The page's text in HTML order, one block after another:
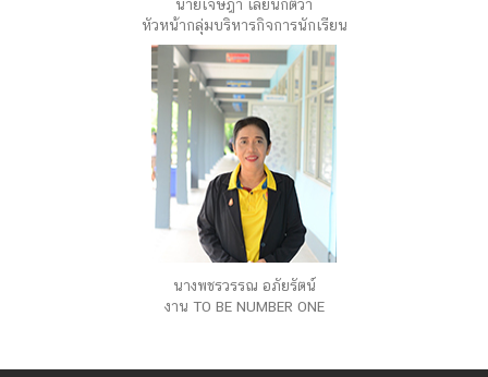
นายเจษฎา เลี่ยนกัตวา
หัวหน้ากลุ่มบริหารกิจการนักเรียน
นางพชรวรรณ อภัยรัตน์
งาน TO BE NUMBER ONE